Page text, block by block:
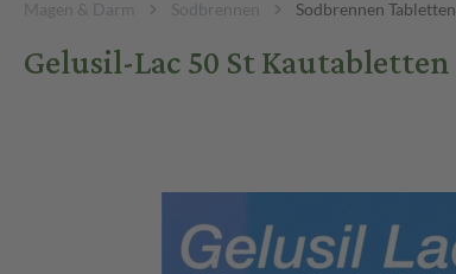
Magen & Darm Sodbrennen Sodbrennen Tabletten
Gelusil-Lac 50 St Kautabletten